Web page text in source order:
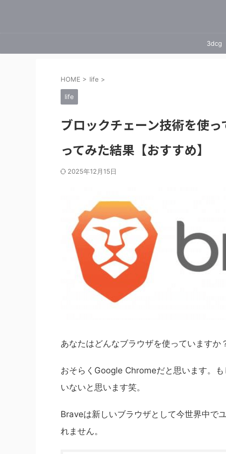
3dcg
HOME > life >
life
ブロックチェーン技術を使
ってみた結果【おすすめ】
2025年12月15日
あなたはどんなブラウザを使っていますか
おそらくGoogle Chromeだと思います。
いないと思います笑。
Braveは新しいブラウザとして今世界中で
れません。